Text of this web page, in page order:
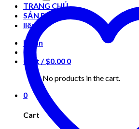
TRANG CHỦ
SẢN PHẨM
liên hệ
Login
Cart /$0.00 0
No products in the cart.
0
Cart